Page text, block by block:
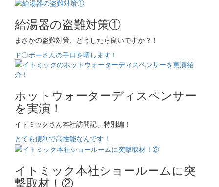
給湯器の盗難対策①
まさかの盗難対策、どうしたら良いですか？！
ド〇ボーさんの手口を晒します！
ホットウォーターディスペンサー
を実演！
イトミックさん本社訪問記、特別編！
とても便利で高性能なんです！
イトミック本社ショールームに突
撃取材！②